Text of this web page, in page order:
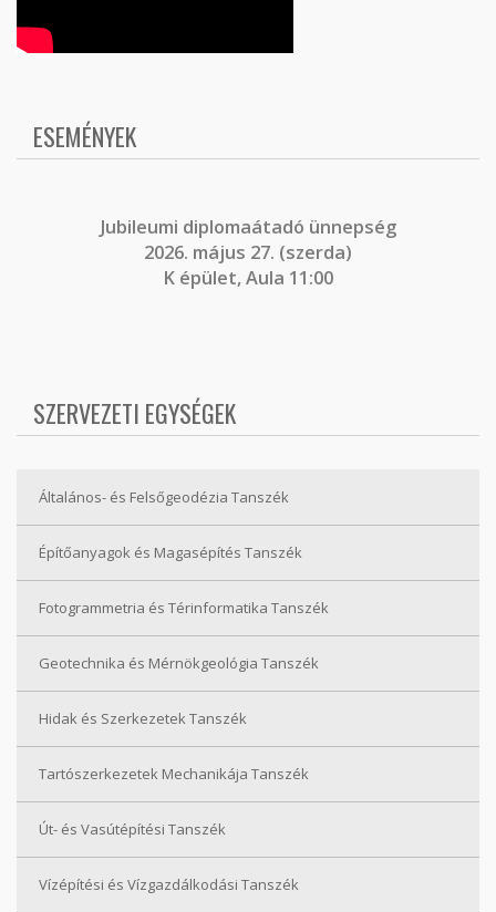
ESEMÉNYEK
Jubileumi diplomaátadó ünnepség
2026. május 27. (szerda)
K épület, Aula 11:00
SZERVEZETI EGYSÉGEK
Általános- és Felsőgeodézia Tanszék
Építőanyagok és Magasépítés Tanszék
Fotogrammetria és Térinformatika Tanszék
Geotechnika és Mérnökgeológia Tanszék
Hidak és Szerkezetek Tanszék
Tartószerkezetek Mechanikája Tanszék
Út- és Vasútépítési Tanszék
Vízépítési és Vízgazdálkodási Tanszék